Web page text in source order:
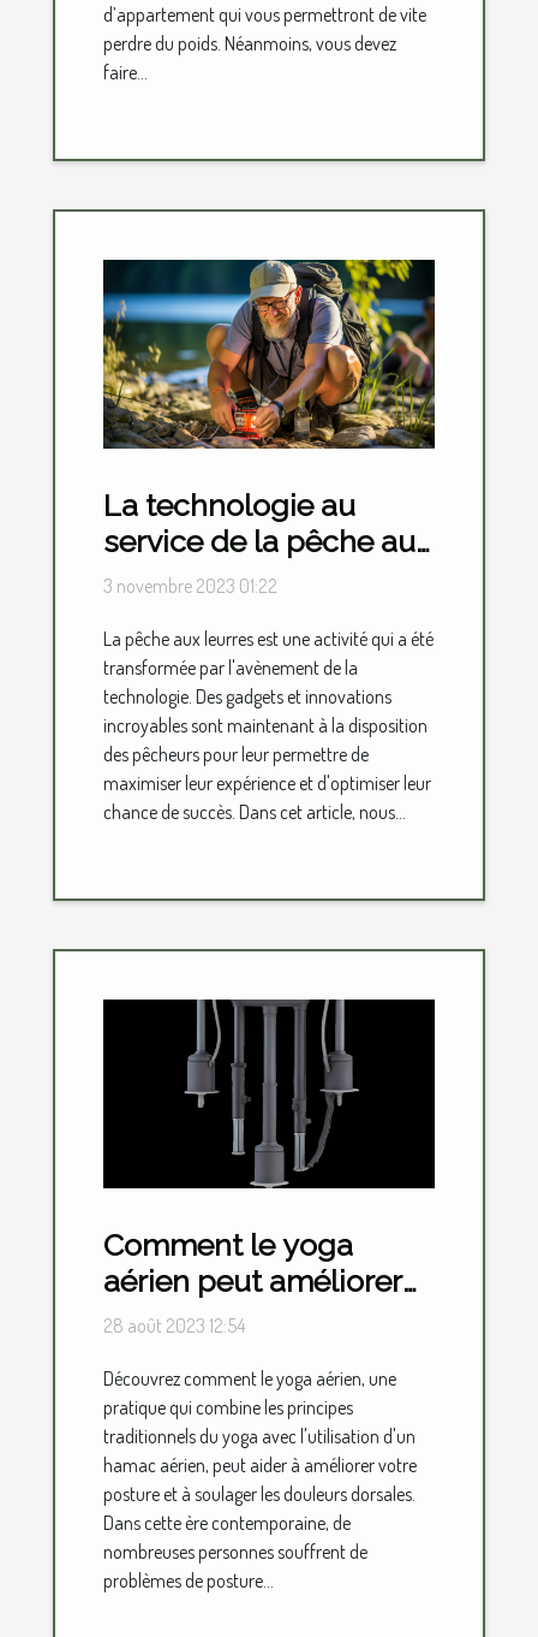
d’appartement qui vous permettront de vite
perdre du poids. Néanmoins, vous devez
faire...
La technologie au
service de la pêche aux
leurres : gadgets et
3 novembre 2023 01:22
La pêche aux leurres est une activité qui a été
transformée par l'avènement de la
technologie. Des gadgets et innovations
incroyables sont maintenant à la disposition
des pêcheurs pour leur permettre de
maximiser leur expérience et d'optimiser leur
chance de succès. Dans cet article, nous...
Comment le yoga
aérien peut améliorer
votre posture et
dorsales
28 août 2023 12:54
Découvrez comment le yoga aérien, une
pratique qui combine les principes
traditionnels du yoga avec l'utilisation d'un
hamac aérien, peut aider à améliorer votre
posture et à soulager les douleurs dorsales.
Dans cette ère contemporaine, de
nombreuses personnes souffrent de
problèmes de posture...